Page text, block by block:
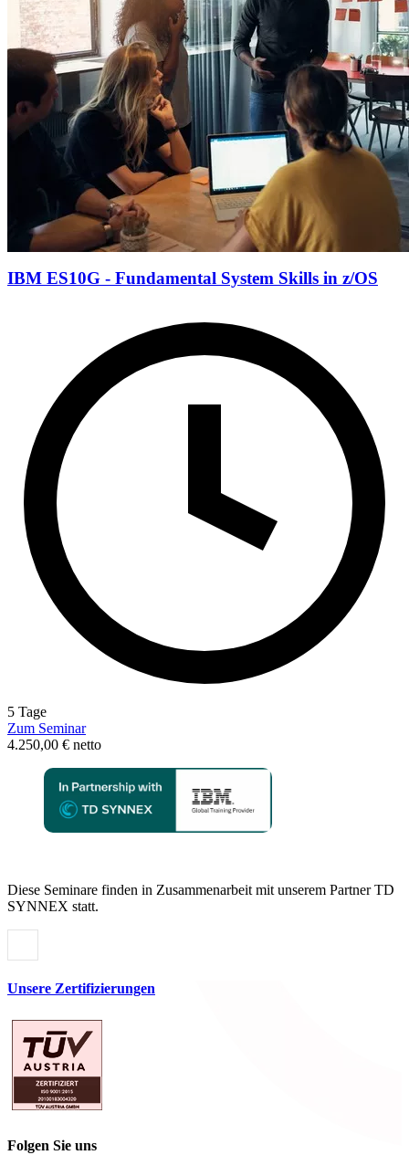
IBM ES10G - Fundamental System Skills in z/OS
5 Tage
Zum Seminar
4.250,00 € netto
Diese Seminare finden in Zusammenarbeit mit unserem Partner TD
SYNNEX statt.
Unsere Zertifizierungen
Folgen Sie uns